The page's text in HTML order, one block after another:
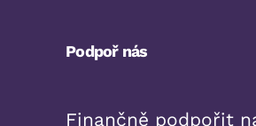
Podpoř nás
Finančně podpořit